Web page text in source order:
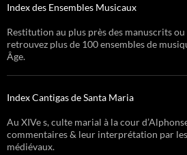
Index des Ensembles Musicaux
Restitution au plus près des manuscrits
retrouvez plus de 100 ensembles de
Âge.
Index Cantigas de Santa Maria
Au XIVe s, culte marial à la cour
commentaires & leur interprétation par
médiévaux.